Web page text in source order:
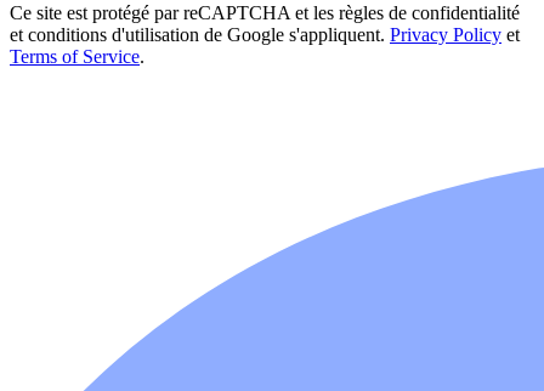
Ce site est protégé par reCAPTCHA et les règles de confidentialité
et conditions d'utilisation de Google s'appliquent. Privacy Policy et
Terms of Service.